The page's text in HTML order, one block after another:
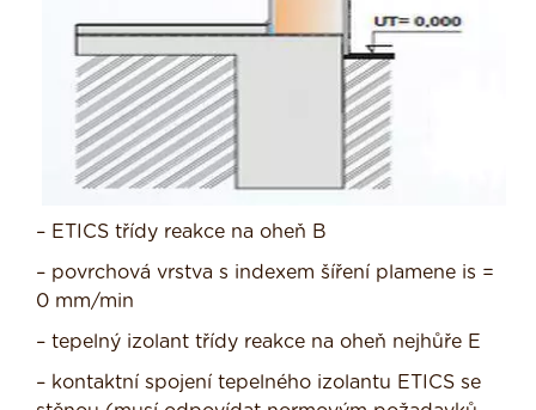
– ETICS třídy reakce na oheň B
– povrchová vrstva s indexem šíření plamene is =
0 mm/min
– tepelný izolant třídy reakce na oheň nejhůře E
– kontaktní spojení tepelného izolantu ETICS se